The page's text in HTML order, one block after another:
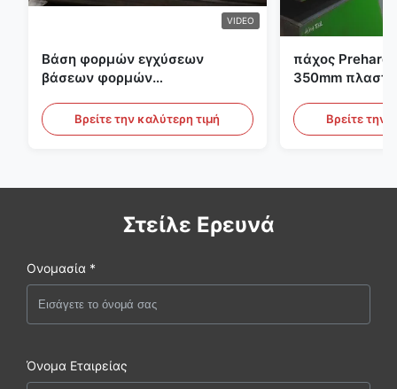
VIDEO
Βάση φορμών εγχύσεων
βάσεων φορμών
PET
Βρείτε την καλύτερη τιμή
πάχος
350mm
Βρείτε την
Στείλε Ερευνά
Ονομασία *
Όνομα Εταιρείας